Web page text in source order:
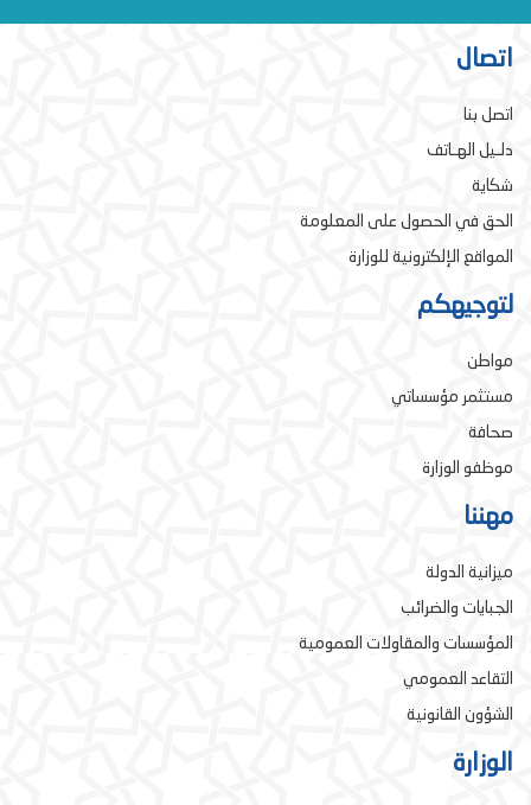
اتصال
اتصل بنا
دلـيل الهـاتف
شكاية
الحق في الحصول على المعلومة
المواقع الإلكترونية للوزارة
لتوجيهكم
مواطن
مستثمر مؤسساتي
صحافة
موظفو الوزارة
مهننا
ميزانية الدولة
الجبايات والضرائب
المؤسسات والمقاولات العمومية
التقاعد العمومي
الشؤون القانونية
الوزارة